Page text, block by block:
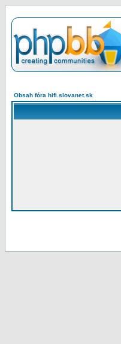
Obsah fóra hifi.slovanet.sk